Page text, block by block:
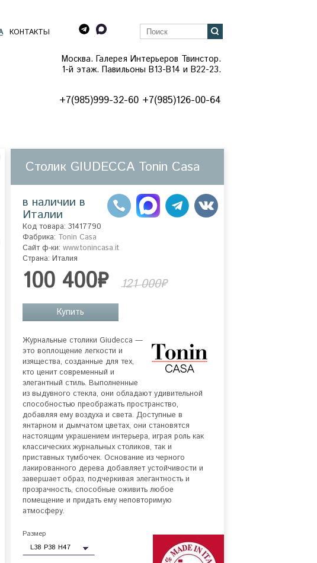
КОНТАКТЫ
+7(985)999-32-60 +7(985)126-00-64
Москва. Галерея Интерьеров Твинстор.
1-й этаж. Павильоны B13-B14 и В22-23.
Столик GIUDECCA Tonin Casa
в наличии в
Италии
Код товара: 31417790
Фабрика: Tonin Casa
Сайт ф-ки: www.tonincasa.it
Страна: Италия
100 400₽ 121 000₽
Купить
Журнальные столики Giudecca —
это воплощение легкости и
изящества, созданные для тех,
кто ценит современный и
элегантный стиль. Выполненные
из выдувного стекла, они обладают удивительной
способностью преображать пространство,
добавляя ему воздуха и света. Доступные в
янтарном и дымчатом цветах, они становятся
настоящим украшением интерьера, играя роль как
классических журнальных столиков, так и
приставных тумбочек. Основание из черного
лакированного дерева добавляет устойчивости и
завершает образ, подчеркивая элегантность и
прозрачность, способные оживить любое
помещение и придать ему неповторимую
атмосферу.
Размер